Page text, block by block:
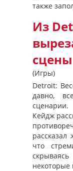
также
Из
сцены
(Игры)
Detroit:
давно,
Кейдж
рассказал
что
некоторые